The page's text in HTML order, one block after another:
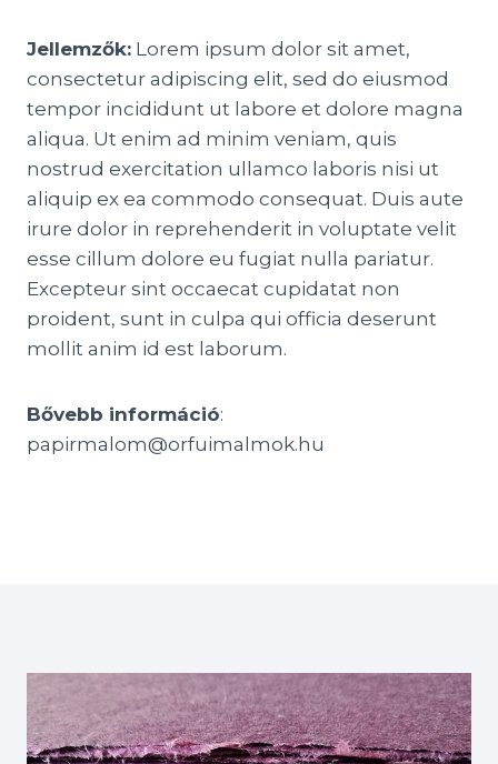
Jellemzők: Lorem ipsum dolor sit amet,
consectetur adipiscing elit, sed do eiusmod
tempor incididunt ut labore et dolore magna
aliqua. Ut enim ad minim veniam, quis
nostrud exercitation ullamco laboris nisi ut
aliquip ex ea commodo consequat. Duis aute
irure dolor in reprehenderit in voluptate velit
esse cillum dolore eu fugiat nulla pariatur.
Excepteur sint occaecat cupidatat non
proident, sunt in culpa qui officia deserunt
mollit anim id est laborum.
Bővebb információ:
papirmalom@orfuimalmok.hu